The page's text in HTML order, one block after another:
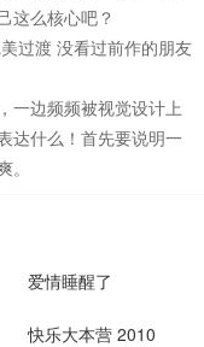
这么核心吧？
过渡 没看过前作的朋友
一边频频被视觉设计上
达什么！首先要说明一
爱情睡醒了
快乐大本营 2010